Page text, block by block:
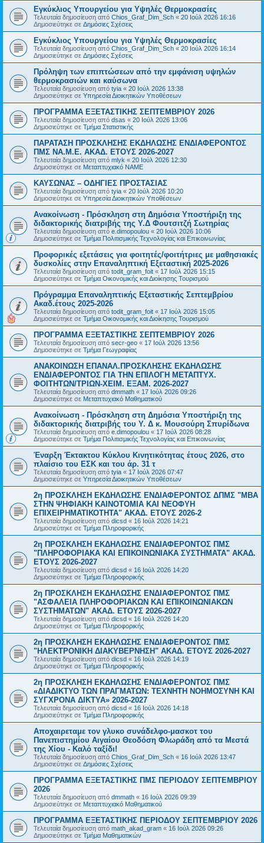
Εγκύκλιος Υπουργείου για Υψηλές Θερμοκρασίες
Τελευταία δημοσίευση από Chios_Graf_Dim_Sch « 20 Ιούλ 2026 16:16
Δημοσιεύτηκε σε Δημόσιες Σχέσεις
Εγκύκλιος Υπουργείου για Υψηλές Θερμοκρασίες
Τελευταία δημοσίευση από Chios_Graf_Dim_Sch « 20 Ιούλ 2026 16:14
Δημοσιεύτηκε σε Δημόσιες Σχέσεις
Πρόληψη των επιπτώσεων από την εμφάνιση υψηλών
θερμοκρασιών και καύσωνα
Τελευταία δημοσίευση από tyia « 20 Ιούλ 2026 13:38
Δημοσιεύτηκε σε Υπηρεσία Διοικητικών Υποθέσεων
ΠΡΟΓΡΑΜΜΑ ΕΞΕΤΑΣΤΙΚΗΣ ΣΕΠΤΕΜΒΡΙΟΥ 2026
Τελευταία δημοσίευση από dsas « 20 Ιούλ 2026 13:06
Δημοσιεύτηκε σε Τμήμα Στατιστικής
ΠΑΡΑΤΑΣΗ ΠΡΟΣΚΛΗΣΗΣ ΕΚΔΗΛΩΣΗΣ ΕΝΔΙΑΦΕΡΟΝΤΟΣ
ΠΜΣ ΝΑ.Μ.Ε. ΑΚΑΔ. ΕΤΟΥΣ 2026-2027
Τελευταία δημοσίευση από mlyk « 20 Ιούλ 2026 12:30
Δημοσιεύτηκε σε Μεταπτυχιακό ΝΑΜΕ
ΚΑΥΣΩΝΑΣ – ΟΔΗΓΙΕΣ ΠΡΟΣΤΑΣΙΑΣ
Τελευταία δημοσίευση από tyia « 20 Ιούλ 2026 10:20
Δημοσιεύτηκε σε Υπηρεσία Διοικητικών Υποθέσεων
Ανακοίνωση - Πρόσκληση στη Δημόσια Υποστήριξη της
διδακτορικής διατριβής της Υ.Δ Φουτσιτζή Σωτηρίας
Τελευταία δημοσίευση από e.dimopoulou « 20 Ιούλ 2026 10:06
Δημοσιεύτηκε σε Τμήμα Πολιτισμικής Τεχνολογίας και Επικοινωνίας
Προφορικές εξετάσεις για φοιτητές/φοιτήτριες με μαθησιακές
δυσκολίες στην Επαναληπτική Εξεταστική 2025-2026
Τελευταία δημοσίευση από todit_gram_foit « 17 Ιούλ 2026 15:15
Δημοσιεύτηκε σε Τμήμα Οικονομικής και Διοίκησης Τουρισμού
Πρόγραμμα Επαναληπτικής Εξεταστικής Σεπτεμβρίου
Ακαδ.έτους 2025-2026
Τελευταία δημοσίευση από todit_gram_foit « 17 Ιούλ 2026 15:05
Δημοσιεύτηκε σε Τμήμα Οικονομικής και Διοίκησης Τουρισμού
ΠΡΟΓΡΑΜΜΑ ΕΞΕΤΑΣΤΙΚΗΣ ΣΕΠΤΕΜΒΡΙΟΥ 2026
Τελευταία δημοσίευση από secr-geo « 17 Ιούλ 2026 13:56
Δημοσιεύτηκε σε Τμήμα Γεωγραφίας
ΑΝΑΚΟΙΝΩΣΗ ΕΠΑΝΑΛ.ΠΡΟΣΚΛΗΣΗΣ ΕΚΔΗΛΩΣΗΣ
ΕΝΔΙΑΦΕΡΟΝΤΟΣ ΓΙΑ ΤΗΝ ΕΠΙΛΟΓΗ ΜΕΤΑΠΤΥΧ.
ΦΟΙΤΗΤΩΝ/ΤΡΙΩΝ-ΧΕΙΜ. ΕΞΑΜ. 2026-2027
Τελευταία δημοσίευση από dmmath « 17 Ιούλ 2026 09:26
Δημοσιεύτηκε σε Μεταπτυχιακό Μαθηματικού
Ανακοίνωση - Πρόσκληση στη Δημόσια Υποστήριξη της
διδακτορικής διατριβής του Υ. Δ κ. Μουσούρη Σπυρίδωνα
Τελευταία δημοσίευση από e.dimopoulou « 17 Ιούλ 2026 08:28
Δημοσιεύτηκε σε Τμήμα Πολιτισμικής Τεχνολογίας και Επικοινωνίας
Έναρξη Έκτακτου Κύκλου Κινητικότητας έτους 2026, στο
πλαίσιο του ΕΣΚ και του άρ. 31 τ
Τελευταία δημοσίευση από tyia « 17 Ιούλ 2026 07:47
Δημοσιεύτηκε σε Υπηρεσία Διοικητικών Υποθέσεων
2η ΠΡΟΣΚΛΗΣΗ ΕΚΔΗΛΩΣΗΣ ΕΝΔΙΑΦΕΡΟΝΤΟΣ ΔΠΜΣ "ΜΒΑ
ΣΤΗΝ ΨΗΦΙΑΚΗ ΚΑΙΝΟΤΟΜΙΑ ΚΑΙ ΝΕΟΦΥΗ
ΕΠΙΧΕΙΡΗΜΑΤΙΚΟΤΗΤΑ" ΑΚΑΔ. ΕΤΟΥΣ 2026-2
Τελευταία δημοσίευση από dicsd « 16 Ιούλ 2026 14:21
Δημοσιεύτηκε σε Τμήμα Πληροφορικής
2η ΠΡΟΣΚΛΗΣΗ ΕΚΔΗΛΩΣΗΣ ΕΝΔΙΑΦΕΡΟΝΤΟΣ ΠΜΣ
"ΠΛΗΡΟΦΟΡΙΑΚΑ ΚΑΙ ΕΠΙΚΟΙΝΩΝΙΑΚΑ ΣΥΣΤΗΜΑΤΑ" ΑΚΑΔ.
ΕΤΟΥΣ 2026-2027
Τελευταία δημοσίευση από dicsd « 16 Ιούλ 2026 14:20
Δημοσιεύτηκε σε Τμήμα Πληροφορικής
2η ΠΡΟΣΚΛΗΣΗ ΕΚΔΗΛΩΣΗΣ ΕΝΔΙΑΦΕΡΟΝΤΟΣ ΠΜΣ
"ΑΣΦΑΛΕΙΑ ΠΛΗΡΟΦΟΡΙΑΚΩΝ ΚΑΙ ΕΠΙΚΟΙΝΩΝΙΑΚΩΝ
ΣΥΣΤΗΜΑΤΩΝ" ΑΚΑΔ. ΕΤΟΥΣ 2026-2027
Τελευταία δημοσίευση από dicsd « 16 Ιούλ 2026 14:20
Δημοσιεύτηκε σε Τμήμα Πληροφορικής
2η ΠΡΟΣΚΛΗΣΗ ΕΚΔΗΛΩΣΗΣ ΕΝΔΙΑΦΕΡΟΝΤΟΣ ΠΜΣ
"ΗΛΕΚΤΡΟΝΙΚΗ ΔΙΑΚΥΒΕΡΝΗΣΗ" ΑΚΑΔ. ΕΤΟΥΣ 2026-2027
Τελευταία δημοσίευση από dicsd « 16 Ιούλ 2026 14:19
Δημοσιεύτηκε σε Τμήμα Πληροφορικής
2η ΠΡΟΣΚΛΗΣΗ ΕΚΔΗΛΩΣΗΣ ΕΝΔΙΑΦΕΡΟΝΤΟΣ ΠΜΣ
«ΔΙΑΔΙΚΤΥΟ ΤΩΝ ΠΡΑΓΜΑΤΩΝ: ΤΕΧΝΗΤΗ ΝΟΗΜΟΣΥΝΗ ΚΑΙ
ΣΥΓΧΡΟΝΑ ΔΙΚΤΥΑ» 2026-2027
Τελευταία δημοσίευση από dicsd « 16 Ιούλ 2026 14:18
Δημοσιεύτηκε σε Τμήμα Πληροφορικής
Αποχαιρεταμε τον γλυκο συνάδελφο-μασκοτ του
Πανεπιστημίου Αιγαίου Θεοδόση Φλωράδη από τα Μεστά
της Χίου - Καλό ταξίδι!
Τελευταία δημοσίευση από Chios_Graf_Dim_Sch « 16 Ιούλ 2026 13:47
Δημοσιεύτηκε σε Δημόσιες Σχέσεις
ΠΡΟΓΡΑΜΜΑ ΕΞΕΤΑΣΤΙΚΗΣ ΠΜΣ ΠΕΡΙΟΔΟΥ ΣΕΠΤΕΜΒΡΙΟΥ
2026
Τελευταία δημοσίευση από dmmath « 16 Ιούλ 2026 09:39
Δημοσιεύτηκε σε Μεταπτυχιακό Μαθηματικού
ΠΡΟΓΡΑΜΜΑ ΕΞΕΤΑΣΤΙΚΗΣ ΠΕΡΙΟΔΟΥ ΣΕΠΤΕΜΒΡΙΟΥ 2026
Τελευταία δημοσίευση από math_akad_gram « 16 Ιούλ 2026 09:26
Δημοσιεύτηκε σε Τμήμα Μαθηματικών